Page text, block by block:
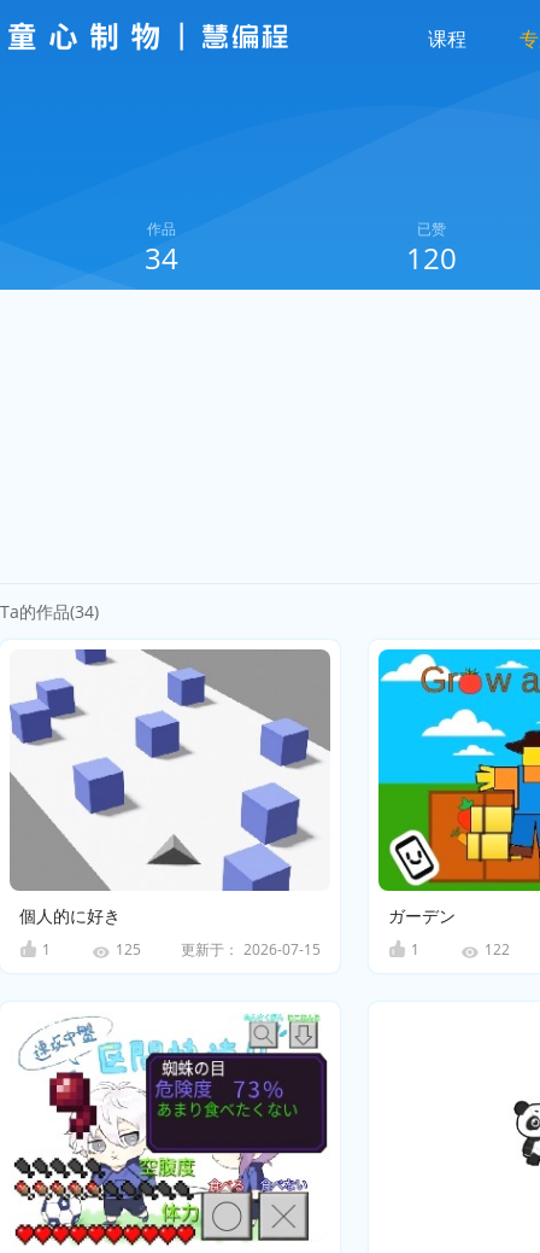
课程
作品
34
已赞
120
Ta的作品(34)
個人的に好き
1 125 更新于： 2026-07-15
ガーデン
1 122